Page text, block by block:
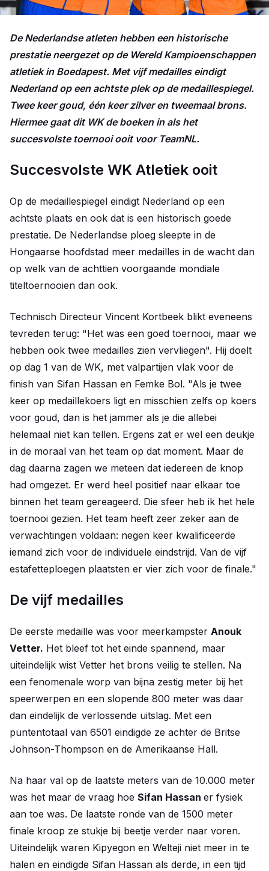
De Nederlandse atleten hebben een historische
prestatie neergezet op de Wereld Kampioenschappen
atletiek in Boedapest. Met vijf medailles eindigt
Nederland op een achtste plek op de medaillespiegel.
Twee keer goud, één keer zilver en tweemaal brons.
Hiermee gaat dit WK de boeken in als het
succesvolste toernooi ooit voor TeamNL.
Succesvolste WK Atletiek ooit
Op de medaillespiegel eindigt Nederland op een
achtste plaats en ook dat is een historisch goede
prestatie. De Nederlandse ploeg sleepte in de
Hongaarse hoofdstad meer medailles in de wacht dan
op welk van de achttien voorgaande mondiale
titeltoernooien dan ook.
Technisch Directeur Vincent Kortbeek blikt eveneens
tevreden terug: "Het was een goed toernooi, maar we
hebben ook twee medailles zien vervliegen". Hij doelt
op dag 1 van de WK, met valpartijen vlak voor de
finish van Sifan Hassan en Femke Bol. "Als je twee
keer op medaillekoers ligt en misschien zelfs op koers
voor goud, dan is het jammer als je die allebei
helemaal niet kan tellen. Ergens zat er wel een deukje
in de moraal van het team op dat moment. Maar de
dag daarna zagen we meteen dat iedereen de knop
had omgezet. Er werd heel positief naar elkaar toe
binnen het team gereageerd. Die sfeer heb ik het hele
toernooi gezien. Het team heeft zeer zeker aan de
verwachtingen voldaan: negen keer kwalificeerde
iemand zich voor de individuele eindstrijd. Van de vijf
estafetteploegen plaatsten er vier zich voor de finale."
De vijf medailles
De eerste medaille was voor meerkampster Anouk
Vetter. Het bleef tot het einde spannend, maar
uiteindelijk wist Vetter het brons veilig te stellen. Na
een fenomenale worp van bijna zestig meter bij het
speerwerpen en een slopende 800 meter was daar
dan eindelijk de verlossende uitslag. Met een
puntentotaal van 6501 eindigde ze achter de Britse
Johnson-Thompson en de Amerikaanse Hall.
Na haar val op de laatste meters van de 10.000 meter
was het maar de vraag hoe Sifan Hassan er fysiek
aan toe was. De laatste ronde van de 1500 meter
finale kroop ze stukje bij beetje verder naar voren.
Uiteindelijk waren Kipyegon en Welteji niet meer in te
halen en eindigde Sifan Hassan als derde, in een tijd